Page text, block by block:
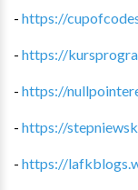
- https://
- https://
- https://
- https://
- https://